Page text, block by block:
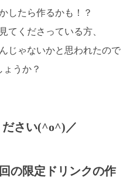
したら作るかも！？
てくださっている方、
じゃないかと思われたので
ょうか？
さい(^o^)／
の限定ドリンクの作